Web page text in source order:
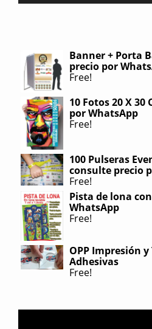
Banner + Porta
precio por
Free!
10 Fotos 20 X
por WhatsApp
Free!
100 Pulseras
consulte precio
Free!
Pista de lona
WhatsApp
Free!
OPP Impresión
Adhesivas
Free!